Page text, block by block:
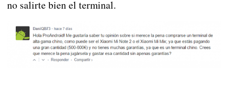
no salirte bien el terminal.